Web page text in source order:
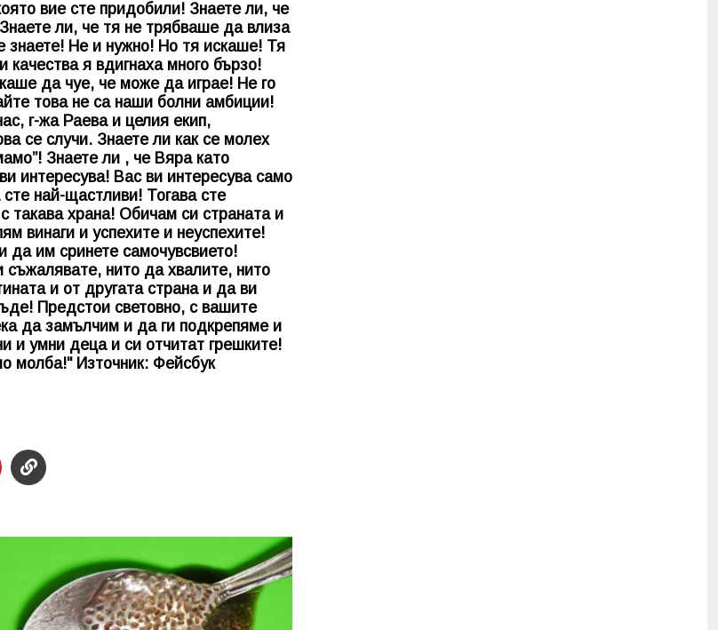
вие сте придобили! Знаете ли, че
ли, че тя не трябваше да влиза
знаете! Не и нужно! Но тя искаше! Тя
я вдигнаха много бързо!
да чуе, че може да играе! Не го
това не са наши болни амбиции!
г-жа Раева и целия екип,
се случи. Знаете ли как се молех
Знаете ли , че Вяра като
интересува! Вас ви интересува само
най-щастливи! Тогава сте
такава храна! Обичам си страната и
винаги и успехите и неуспехите!
да им сринете самочувсвието!
нито да хвалите, нито
и от другата страна и да ви
Предстои световно, с вашите
да замълчим и да ги подкрепяме и
и умни деца и си отчитат грешките!
молба!" Източник: Фейсбук